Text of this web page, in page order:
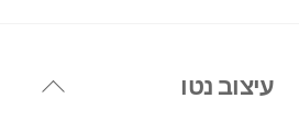
Back
עיצוב נטו